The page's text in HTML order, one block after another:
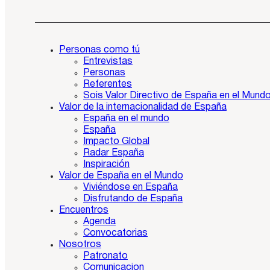
Personas como tú
Entrevistas
Personas
Referentes
Sois Valor Directivo de España en el
Valor de la internacionalidad de España
España en el mundo
España
Impacto Global
Radar España
Inspiración
Valor de España en el Mundo
Viviéndose en España
Disfrutando de España
Encuentros
Agenda
Convocatorias
Nosotros
Patronato
Comunicacion